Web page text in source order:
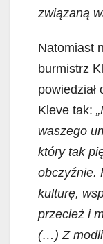
związaną
Natomiast
burmistrz
powiedział
Kleve tak:
waszego
który tak
obczyźnie.
kulturę,
przecież i
(…) Z